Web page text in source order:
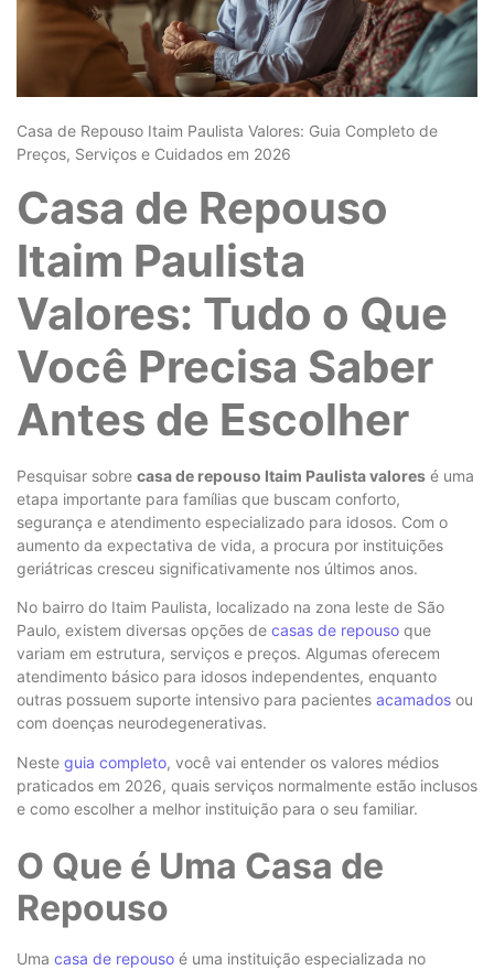
Casa de Repouso Itaim Paulista Valores: Guia Completo de
Preços, Serviços e Cuidados em 2026
Casa de Repouso
Itaim Paulista
Valores: Tudo o Que
Você Precisa Saber
Antes de Escolher
Pesquisar sobre casa de repouso Itaim Paulista valores é uma
etapa importante para famílias que buscam conforto,
segurança e atendimento especializado para idosos. Com o
aumento da expectativa de vida, a procura por instituições
geriátricas cresceu significativamente nos últimos anos.
No bairro do Itaim Paulista, localizado na zona leste de São
Paulo, existem diversas opções de casas de repouso que
variam em estrutura, serviços e preços. Algumas oferecem
atendimento básico para idosos independentes, enquanto
outras possuem suporte intensivo para pacientes acamados ou
com doenças neurodegenerativas.
Neste guia completo, você vai entender os valores médios
praticados em 2026, quais serviços normalmente estão inclusos
e como escolher a melhor instituição para o seu familiar.
O Que é Uma Casa de
Repouso
Uma casa de repouso é uma instituição especializada no